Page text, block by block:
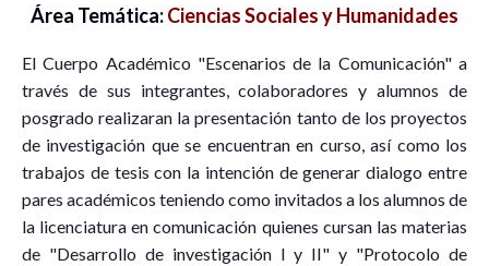
Área Temática:Ciencias Sociales y Humanidades
El Cuerpo Académico "Escenarios de la Comunicación" a
través de sus integrantes, colaboradores y alumnos de
posgrado realizaran la presentación tanto de los proyectos
de investigación que se encuentran en curso, así como los
trabajos de tesis con la intención de generar dialogo entre
pares académicos teniendo como invitados a los alumnos de
la licenciatura en comunicación quienes cursan las materias
de "Desarrollo de investigación I y II" y "Protocolo de